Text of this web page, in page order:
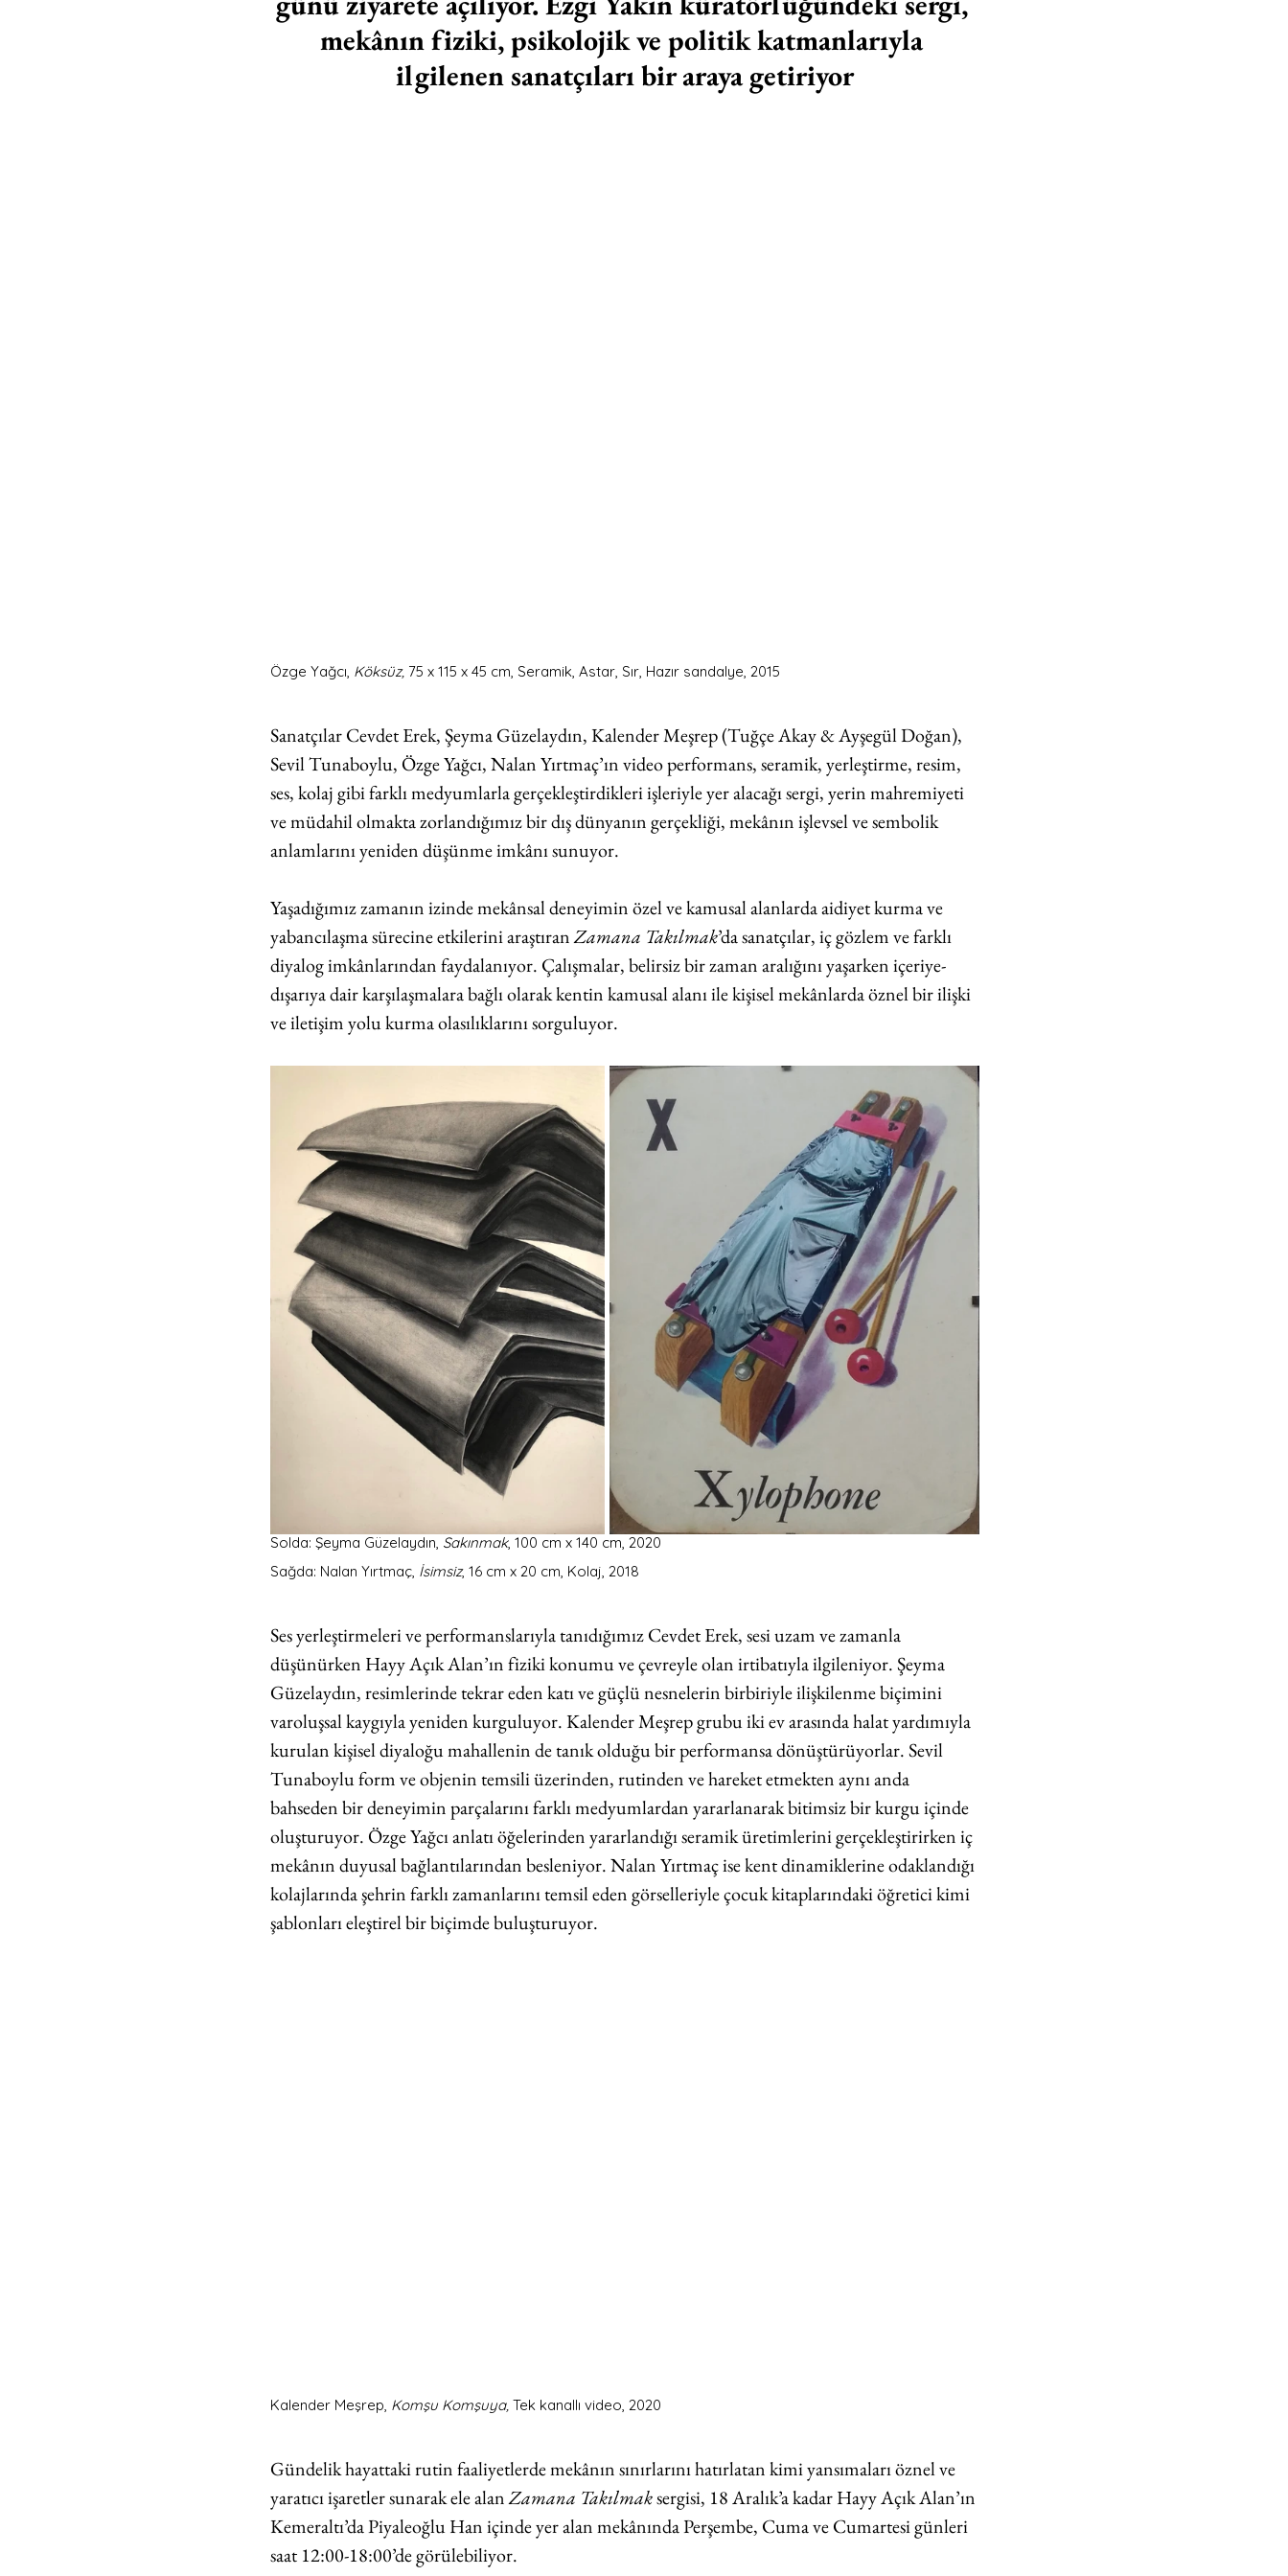
mekânın fiziki, psikolojik ve politik katmanlarıyla
ilgilenen sanatçıları bir araya getiriyor
Özge Yağcı, Köksüz, 75 x 115 x 45 cm, Seramik, Astar, Sır, Hazır sandalye, 2015
Sanatçılar Cevdet Erek, Şeyma Güzelaydın, Kalender Meşrep (Tuğçe Akay & Ayşegül Doğan),
Sevil Tunaboylu, Özge Yağcı, Nalan Yırtmaç’ın video performans, seramik, yerleştirme, resim,
ses, kolaj gibi farklı medyumlarla gerçekleştirdikleri işleriyle yer alacağı sergi, yerin mahremiyeti
ve müdahil olmakta zorlandığımız bir dış dünyanın gerçekliği, mekânın işlevsel ve sembolik
anlamlarını yeniden düşünme imkânı sunuyor.
Yaşadığımız zamanın izinde mekânsal deneyimin özel ve kamusal alanlarda aidiyet kurma ve
yabancılaşma sürecine etkilerini araştıran Zamana Takılmak’da sanatçılar, iç gözlem ve farklı
diyalog imkânlarından faydalanıyor. Çalışmalar, belirsiz bir zaman aralığını yaşarken içeriye-
dışarıya dair karşılaşmalara bağlı olarak kentin kamusal alanı ile kişisel mekânlarda öznel bir ilişki
ve iletişim yolu kurma olasılıklarını sorguluyor.
Solda: Şeyma Güzelaydın, Sakınmak, 100 cm x 140 cm, 2020
Sağda: Nalan Yırtmaç, İsimsiz, 16 cm x 20 cm, Kolaj, 2018
Ses yerleştirmeleri ve performanslarıyla tanıdığımız Cevdet Erek, sesi uzam ve zamanla
düşünürken Hayy Açık Alan’ın fiziki konumu ve çevreyle olan irtibatıyla ilgileniyor. Şeyma
Güzelaydın, resimlerinde tekrar eden katı ve güçlü nesnelerin birbiriyle ilişkilenme biçimini
varoluşsal kaygıyla yeniden kurguluyor. Kalender Meşrep grubu iki ev arasında halat yardımıyla
kurulan kişisel diyaloğu mahallenin de tanık olduğu bir performansa dönüştürüyorlar. Sevil
Tunaboylu form ve objenin temsili üzerinden, rutinden ve hareket etmekten aynı anda
bahseden bir deneyimin parçalarını farklı medyumlardan yararlanarak bitimsiz bir kurgu içinde
oluşturuyor. Özge Yağcı anlatı öğelerinden yararlandığı seramik üretimlerini gerçekleştirirken iç
mekânın duyusal bağlantılarından besleniyor. Nalan Yırtmaç ise kent dinamiklerine odaklandığı
kolajlarında şehrin farklı zamanlarını temsil eden görselleriyle çocuk kitaplarındaki öğretici kimi
şablonları eleştirel bir biçimde buluşturuyor.
Kalender Meşrep, Komşu Komşuya, Tek kanallı video, 2020
Gündelik hayattaki rutin faaliyetlerde mekânın sınırlarını hatırlatan kimi yansımaları öznel ve
yaratıcı işaretler sunarak ele alan Zamana Takılmak sergisi, 18 Aralık’a kadar Hayy Açık Alan’ın
Kemeraltı’da Piyaleoğlu Han içinde yer alan mekânında Perşembe, Cuma ve Cumartesi günleri
saat 12:00-18:00’de görülebiliyor.